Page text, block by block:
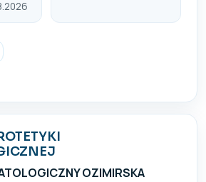
(41) 331 60 08
OZIMIRSKA